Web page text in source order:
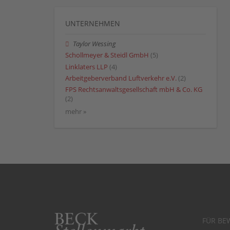
UNTERNEHMEN
Taylor Wessing
Schollmeyer & Steidl GmbH (5)
Linklaters LLP (4)
Arbeitgeberverband Luftverkehr e.V. (2)
FPS Rechtsanwaltsgesellschaft mbH & Co. KG
(2)
mehr »
FÜR